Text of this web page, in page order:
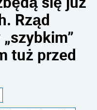
Rząd
tuż przed